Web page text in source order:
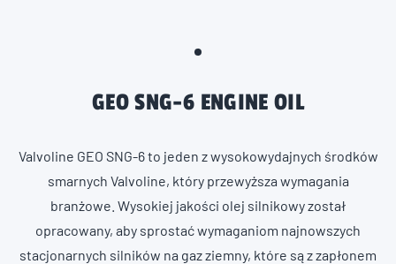
GEO SNG-6 ENGINE OIL
Valvoline GEO SNG-6 to jeden z wysokowydajnych środków
smarnych Valvoline, który przewyższa wymagania
branżowe. Wysokiej jakości olej silnikowy został
opracowany, aby sprostać wymaganiom najnowszych
stacjonarnych silników na gaz ziemny, które są z zapłonem